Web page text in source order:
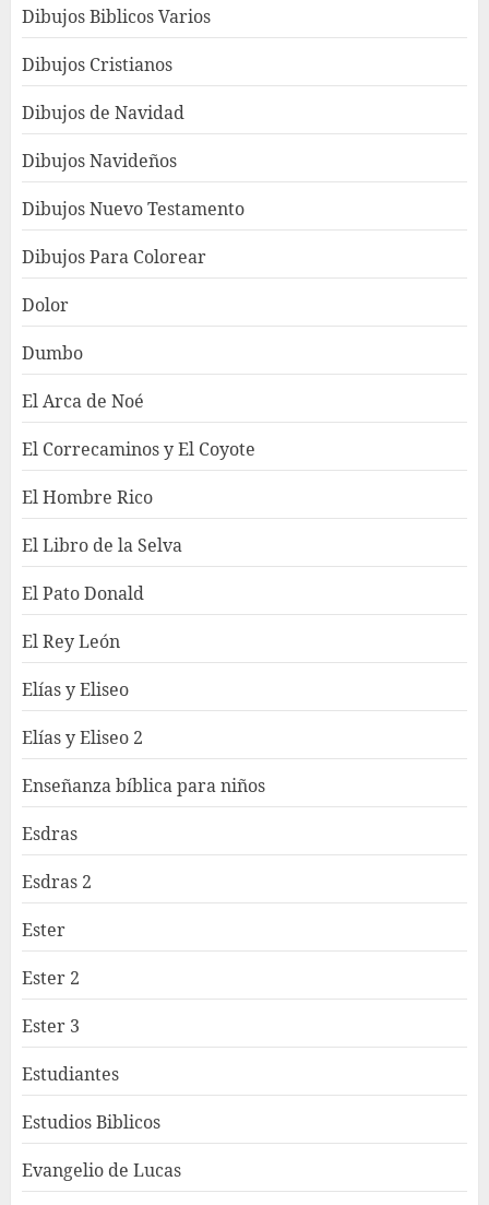
Dibujos Biblicos Varios
Dibujos Cristianos
Dibujos de Navidad
Dibujos Navideños
Dibujos Nuevo Testamento
Dibujos Para Colorear
Dolor
Dumbo
El Arca de Noé
El Correcaminos y El Coyote
El Hombre Rico
El Libro de la Selva
El Pato Donald
El Rey León
Elías y Eliseo
Elías y Eliseo 2
Enseñanza bíblica para niños
Esdras
Esdras 2
Ester
Ester 2
Ester 3
Estudiantes
Estudios Biblicos
Evangelio de Lucas